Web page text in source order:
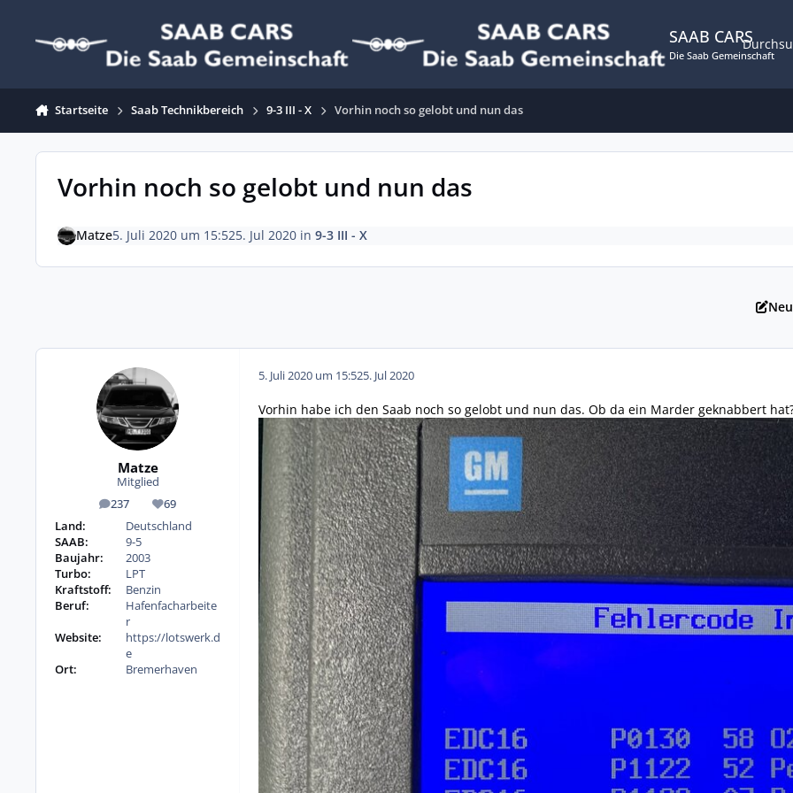
SAAB CARS
Die Saab Gemeinschaft
Startseite Saab Technikbereich 9-3 III - X Vorhin noch so gelobt und nun das
Vorhin noch so gelobt und nun das
Matze5. Juli 2020 um 15:525. Jul 2020in 9-3 III - X
Matze
Mitglied
237
Beiträge 69
Reputation
Land:
Deutschland
SAAB:
9-5
Baujahr:
2003
Turbo:
LPT
Kraftstoff:
Benzin
Beruf:
Hafenfacharbeite
r
Website:
https://lotswerk.d
e
Ort:
Bremerhaven
5. Juli 2020 um 15:525. Jul 2020
Vorhin habe ich den Saab noch so gelobt und nun das. Ob da ein Marder geknabbert